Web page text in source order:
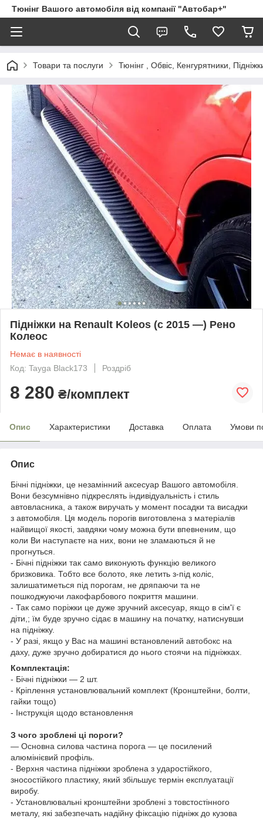
Тюнінг Вашого автомобіля від компанії "Автобар+"
Товари та послуги Тюнінг , Обвіс, Кенгурятники,
Підніжки на Renault Koleos (c 2015 —) Рено
Колеос
Немає в наявності
Код: Tayga Black173
Роздріб
8 280 ₴/комплект
Опис Характеристики Доставка Оплата Умови
Опис
Бічні підніжки, це незамінний аксесуар Вашого автомобіля.
Вони безсумнівно підкреслять індивідуальність і стиль
автовласника, а також виручать у момент посадки та висадки
з автомобіля. Ця модель порогів виготовлена з матеріалів
найвищої якості, завдяки чому можна бути впевненим, що
коли Ви наступаєте на них, вони не зламаються й не
прогнуться.
- Бічні підніжки так само виконують функцію великого
бризковика. Тобто все болото, яке летить з-під коліс,
залишатиметься під порогам, не дряпаючи та не
пошкоджуючи лакофарбового покриття машини.
- Так само поріжки це дуже зручний аксесуар, якщо в сім'ї є
діти,; їм буде зручно сідає в машину на початку, натиснувши
на підніжку.
- У разі, якщо у Вас на машині встановлений автобокс на
даху, дуже зручно добиратися до нього стоячи на підніжках.
Комплектація:
- Бічні підніжки — 2 шт.
- Кріплення установлювальний комплект (Кронштейни, болти,
гайки тощо)
- Інструкція щодо встановлення
З чого зроблені ці пороги?
— Основна силова частина порога — це посилений
алюмінієвий профіль.
- Верхня частина підніжки зроблена з ударостійкого,
зносостійкого пластику, який збільшує термін експлуатації
виробу.
- Установлювальні кронштейни зроблені з товстостінного
металу, які забезпечать надійну фіксацію підніжк до кузова